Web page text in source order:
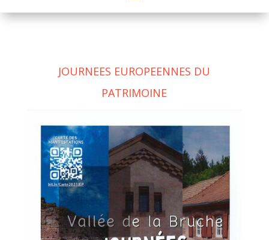
JOURNEES EUROPEENNES DU
PATRIMOINE